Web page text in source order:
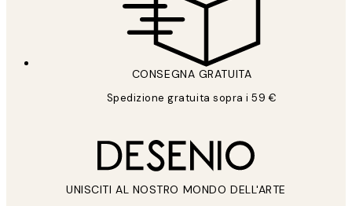
CONSEGNA GRATUITA
Spedizione gratuita sopra i 59 €
UNISCITI AL NOSTRO MONDO DELL'ARTE